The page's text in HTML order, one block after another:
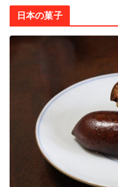
日本の菓子